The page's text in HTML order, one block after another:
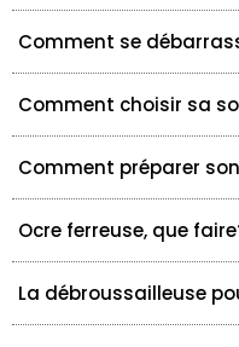
Comment se
Comment choisir sa
Comment préparer
Ocre ferreuse, que
La débroussailleuse